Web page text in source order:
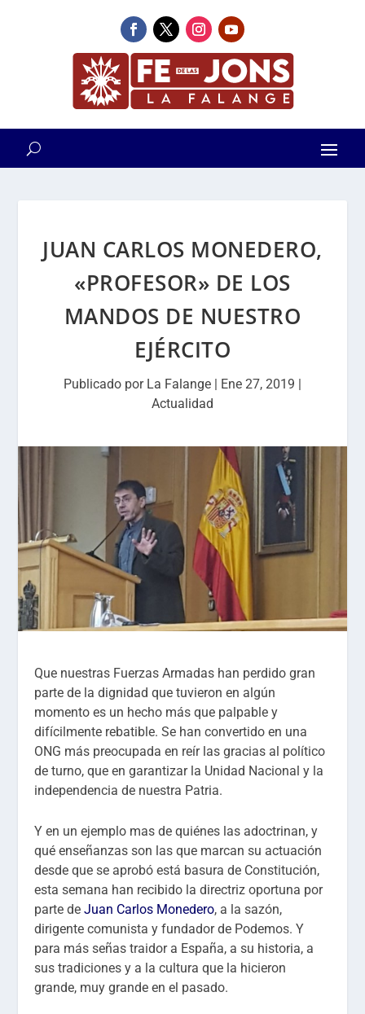
JUAN CARLOS MONEDERO,
«PROFESOR» DE LOS
MANDOS DE NUESTRO
EJÉRCITO
Publicado por La Falange | Ene 27, 2019 |
Actualidad
Que nuestras Fuerzas Armadas han perdido gran
parte de la dignidad que tuvieron en algún
momento es un hecho más que palpable y
difícilmente rebatible. Se han convertido en una
ONG más preocupada en reír las gracias al político
de turno, que en garantizar la Unidad Nacional y la
independencia de nuestra Patria.
Y en un ejemplo mas de quiénes las adoctrinan, y
qué enseñanzas son las que marcan su actuación
desde que se aprobó está basura de Constitución,
esta semana han recibido la directriz oportuna por
parte deJuan Carlos Monedero, a la sazón,
dirigente comunista y fundador de Podemos. Y
para más señas traidor a España, a su historia, a
sus tradiciones y a la cultura que la hicieron
grande, muy grande en el pasado.